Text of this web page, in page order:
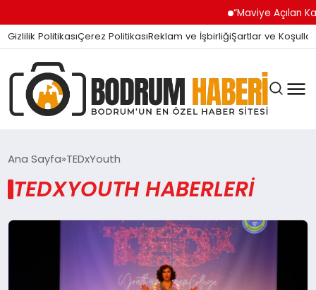
“Maviye Açılan
Gizlilik PolitikasıÇerez PolitikasıReklam ve İşbirliğiŞartlar ve Koşullar
BODRUM BODRUM
Ana Sayfa TEDxYouth
TEDXYOUTH HABERLERI